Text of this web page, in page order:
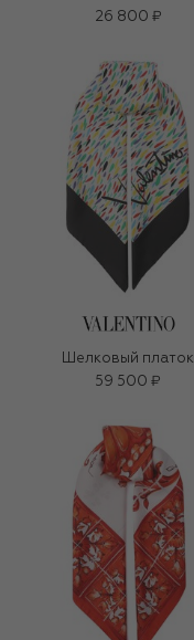
26 800 ₽
Шелковый платок
59 500 ₽